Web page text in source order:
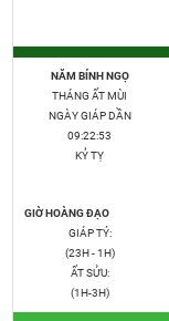
NĂM BÍNH NGỌ
THÁNG ẤT MÙI
NGÀY GIÁP DẦN
09:22:54
KỶ TỴ
GIỜ HOÀNG ĐẠO
GIÁP TÝ:
(23H - 1H)
ẤT SỬU:
(1H-3H)